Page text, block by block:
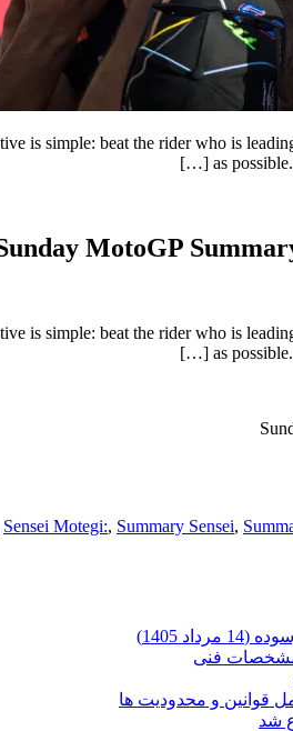
is simple: beat the rider who is
as
MotoGP
is simple: beat the rider who is
as
Sensei Motegi:, Summary Sensei,
1405)
قوانین و محدودیت ها
شد